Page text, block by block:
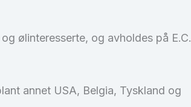
ølinteresserte, og avholdes på E.C.
annet USA, Belgia, Tyskland og